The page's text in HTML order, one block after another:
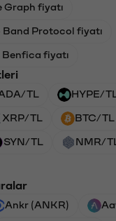
Graph fiyatı
Band Protocol fiyatı
Benfica fiyatı
TL HYPE/TL
XRP/TL BTC/TL
SYN/TL NMR/TL
Ankr (ANKR)